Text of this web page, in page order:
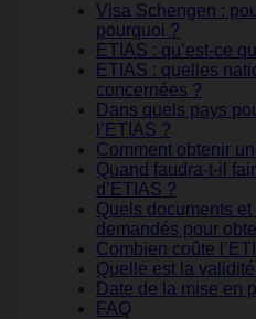
Visa Schengen :
pourquoi ?
ETIAS : qu’est-ce
ETIAS : quelles
concernées ?
Dans quels pays
l’ETIAS ?
Comment obtenir
Quand faudra-t-il
d’ETIAS ?
Quels documents
demandés pour
Combien coûte
Quelle est la
Date de la mise en
FAQ